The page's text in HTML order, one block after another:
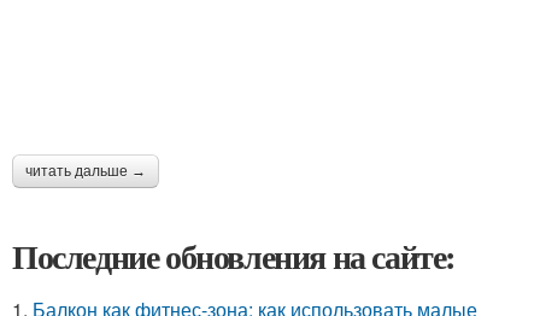
читать дальше →
Последние обновления на сайте:
1. Балкон как фитнес-зона: как использовать малые